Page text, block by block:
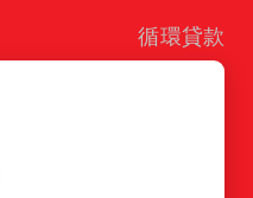
循環貸款